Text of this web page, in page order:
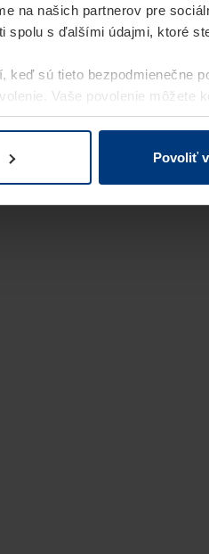
na našich partnerov pre
spolu s ďalšími údajmi, ktoré
sú tieto bezpodmienečne
Vaše povolenie môžete
osobných údajovnašej
Povoliť